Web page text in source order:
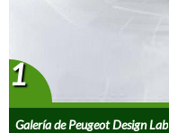
Galería de Peugeot Design Lab
1